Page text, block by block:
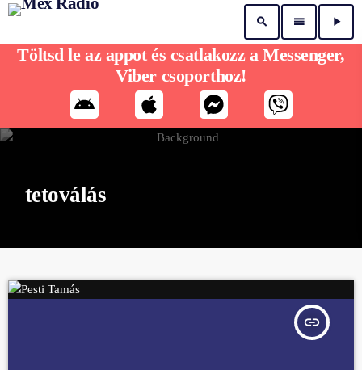
search menu play_arrow
tetoválás
insert_link
Töltsd le az appot és csatlakozz a Messenger,
Viber csoporthoz!